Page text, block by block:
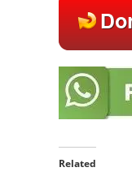
Related